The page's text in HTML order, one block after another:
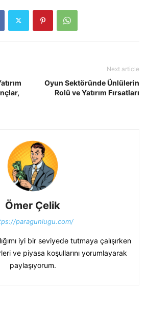
Next article
Oyun Sektöründe Ünlülerin
Rolü ve Yatırım Fırsatları
Ömer Çelik
paragunlugu.com/
iyi bir seviyede tutmaya çalışırken
ve piyasa koşullarını yorumlayarak
paylaşıyorum.